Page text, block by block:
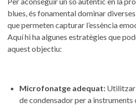
blues,​ és ‌fonamental dominar
que ‌permeten capturar l’essència
Aquí hi ha ⁢algunes estratègies que​
aquest objectiu:
Microfonatge adequat: Utilitzar
de condensador‍ per ⁤a